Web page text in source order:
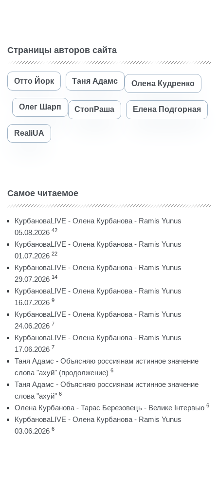
Страницы авторов сайта
Отто Йорк Таня Адамс Олена Кудренко
Олег Шарп СтопРаша Елена Подгорная
RealiUA
Самое читаемое
КурбановаLIVE - Олена Курбанова - Ramis Yunus
05.08.2026 42
КурбановаLIVE - Олена Курбанова - Ramis Yunus
01.07.2026 22
КурбановаLIVE - Олена Курбанова - Ramis Yunus
29.07.2026 14
КурбановаLIVE - Олена Курбанова - Ramis Yunus
16.07.2026 9
КурбановаLIVE - Олена Курбанова - Ramis Yunus
24.06.2026 7
КурбановаLIVE - Олена Курбанова - Ramis Yunus
17.06.2026 7
Таня Адамс - Объясняю россиянам истинное значение
слова "ахуй" (продолжение) 6
Таня Адамс - Объясняю россиянам истинное значение
слова "ахуй" 6
Олена Курбанова - Тарас Березовець - Велике Інтервью 6
КурбановаLIVE - Олена Курбанова - Ramis Yunus
03.06.2026 6